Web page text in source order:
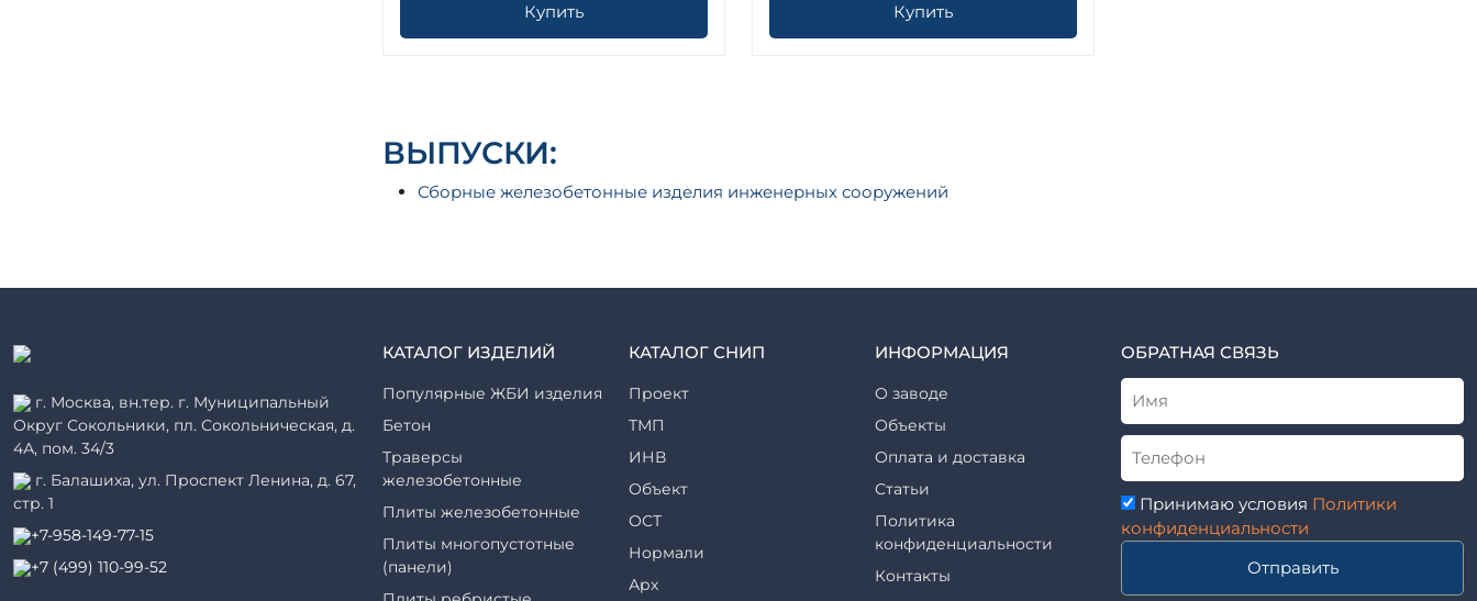
Купить Купить
ВЫПУСКИ:
Сборные железобетонные изделия инженерных сооружений
г. Москва, вн.тер. г. Муниципальный
Округ Сокольники, пл. Сокольническая, д.
4А, пом. 34/3
г. Балашиха, ул. Проспект Ленина, д. 67,
стр. 1
+7-958-149-77-15
+7 (499) 110-99-52
КАТАЛОГ ИЗДЕЛИЙ
Популярные ЖБИ изделия
Бетон
Траверсы
железобетонные
Плиты железобетонные
Плиты многопустотные
(панели)
КАТАЛОГ СНИП
Проект
ТМП
ИНВ
Объект
ОСТ
Нормали
Арх
ИНФОРМАЦИЯ
О заводе
Объекты
Оплата и доставка
Статьи
Политика
конфиденциальности
Контакты
ОБРАТНАЯ СВЯЗЬ
Принимаю условия Политики
конфиденциальности
Отправить